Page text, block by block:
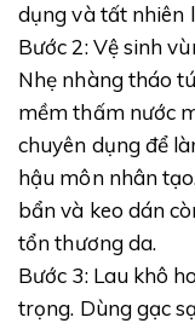
dụng và tất nhiên
Bước 2: Vệ sinh
Nhẹ nhàng tháo
mềm thấm nước
chuyên dụng để
hậu môn nhân
bẩn và keo dán
tổn thương da.
Bước 3: Lau khô
trọng. Dùng gạc